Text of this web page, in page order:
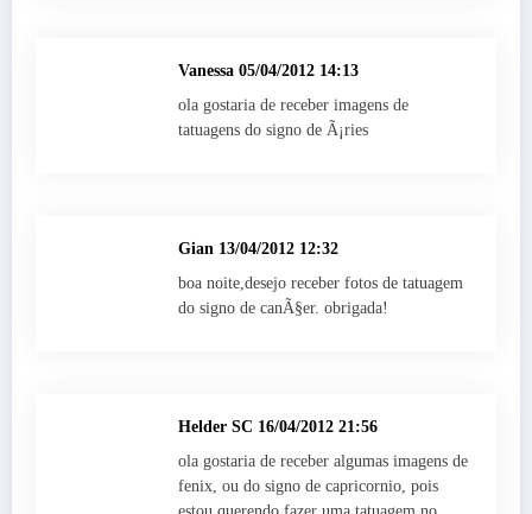
Vanessa 05/04/2012 14:13
ola gostaria de receber imagens de
tatuagens do signo de Ã¡ries
Gian 13/04/2012 12:32
boa noite,desejo receber fotos de tatuagem
do signo de canÃ§er. obrigada!
Helder SC 16/04/2012 21:56
ola gostaria de receber algumas imagens de
fenix, ou do signo de capricornio, pois